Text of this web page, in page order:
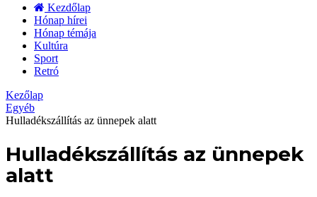
Kezdőlap
Hónap hírei
Hónap témája
Kultúra
Sport
Retró
Kezőlap
Egyéb
Hulladékszállítás az ünnepek alatt
Hulladékszállítás az ünnepek
alatt